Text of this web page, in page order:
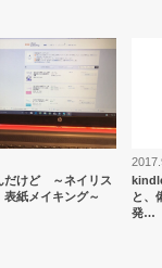
だけど ～ネイリス
表紙メイキング～
と、
発…